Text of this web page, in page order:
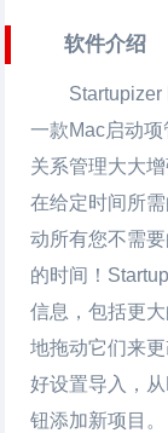
软件介绍
Startupizer
一款Mac启动
关系管理大大
在给定时间所
动所有您不需
的时间！
信息，包括更
地拖动它们来
好设置导入，
钮添加新项目。